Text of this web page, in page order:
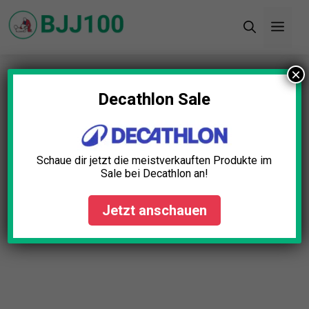
Zum
Inhalt
Startseite»Blog»Seite 2
Decathlon Sale
Schaue dir jetzt die meistverkauften Produkte im
Sale bei Decathlon an!
Jetzt anschauen
×